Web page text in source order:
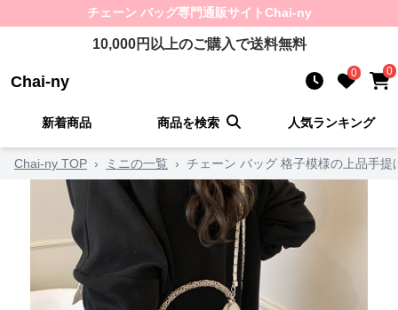
チェーン バッグ専門通販サイトChai-ny
10,000円以上のご購入で送料無料
Chai-ny 0 0
新着商品 商品を検索 人気ランキング
Chai-ny TOP › ミニの一覧 › チェーン バッグ 格子模様の上品手提